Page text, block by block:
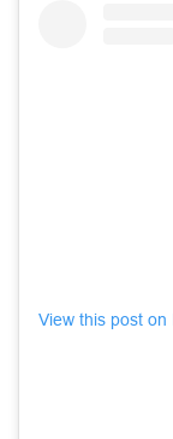
View this post on